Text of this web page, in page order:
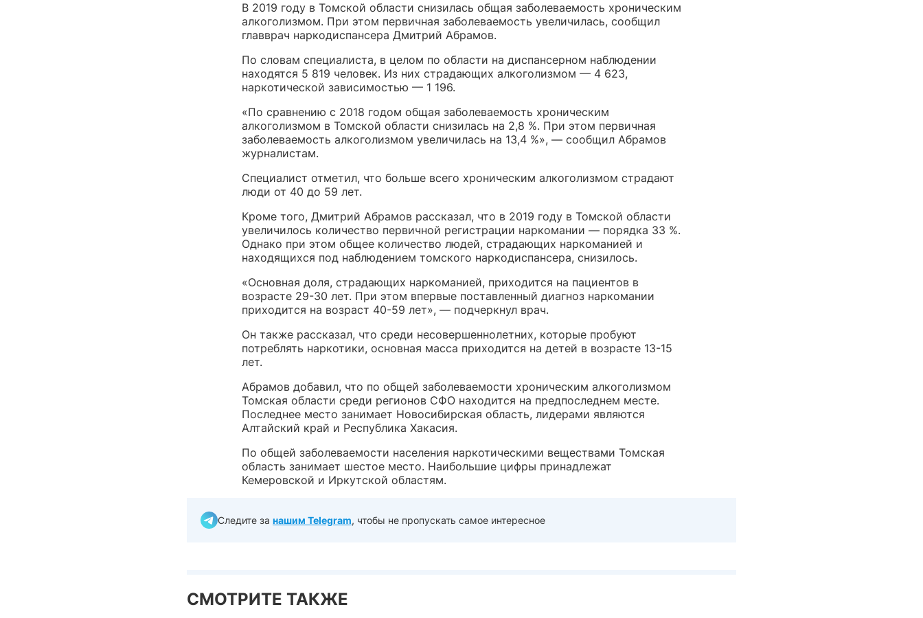
В 2019 году в Томской области снизилась общая заболеваемость хроническим
алкоголизмом. При этом первичная заболеваемость увеличилась, сообщил
главврач наркодиспансера Дмитрий Абрамов.
По словам специалиста, в целом по области на диспансерном наблюдении
находятся 5 819 человек. Из них страдающих алкоголизмом — 4 623,
наркотической зависимостью — 1 196.
«По сравнению с 2018 годом общая заболеваемость хроническим
алкоголизмом в Томской области снизилась на 2,8 %. При этом первичная
заболеваемость алкоголизмом увеличилась на 13,4 %», — сообщил Абрамов
журналистам.
Специалист отметил, что больше всего хроническим алкоголизмом страдают
люди от 40 до 59 лет.
Кроме того, Дмитрий Абрамов рассказал, что в 2019 году в Томской области
увеличилось количество первичной регистрации наркомании — порядка 33 %.
Однако при этом общее количество людей, страдающих наркоманией и
находящихся под наблюдением томского наркодиспансера, снизилось.
«Основная доля, страдающих наркоманией, приходится на пациентов в
возрасте 29-30 лет. При этом впервые поставленный диагноз наркомании
приходится на возраст 40-59 лет», — подчеркнул врач.
Он также рассказал, что среди несовершеннолетних, которые пробуют
потреблять наркотики, основная масса приходится на детей в возрасте 13-15
лет.
Абрамов добавил, что по общей заболеваемости хроническим алкоголизмом
Томская области среди регионов СФО находится на предпоследнем месте.
Последнее место занимает Новосибирская область, лидерами являются
Алтайский край и Республика Хакасия.
По общей заболеваемости населения наркотическими веществами Томская
область занимает шестое место. Наибольшие цифры принадлежат
Кемеровской и Иркутской областям.
Следите за нашим Telegram, чтобы не пропускать самое интересное
СМОТРИТЕ ТАКЖЕ